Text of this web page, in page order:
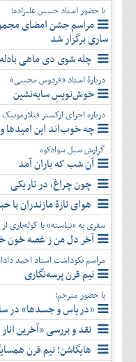
با حضور استاد حسین علیزاده؛
مراسم جشن امضای
ساری برگزار شد
چله شوی دی ماهی بادله
دربارۀ استاد «فردوس مجیبی»
خوش‌نویسِ سایه‌نشین
درباره اجرای ارکستر
چه خوب‌اند این امیدها
گزارشِ سیل سوادکوه
آن شب که باران آمد
چون چراغ، در تاریکی
هوای تازۀ مازندران
سفری به «نیاسته» با کوله‌باری
آخر دل من ز غصه خون
مراسم نکوداشت استاد احمد
نیم قرن پرسه‌نگاری
با حضور مترجم؛
«دریاس و جسدها» در
نقد و بررسی «آخرین
هایگاشن؛ نیم قرن